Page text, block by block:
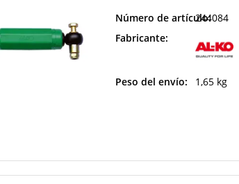
Número de artículo:244084
Fabricante:
Peso del envío: 1,65 kg